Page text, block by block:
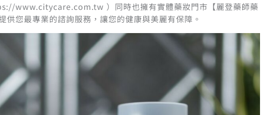
www.citycare.com.tw ）同時也擁有實體藥妝門市【麗登藥師藥
您最專業的諮詢服務，讓您的健康與美麗有保障。